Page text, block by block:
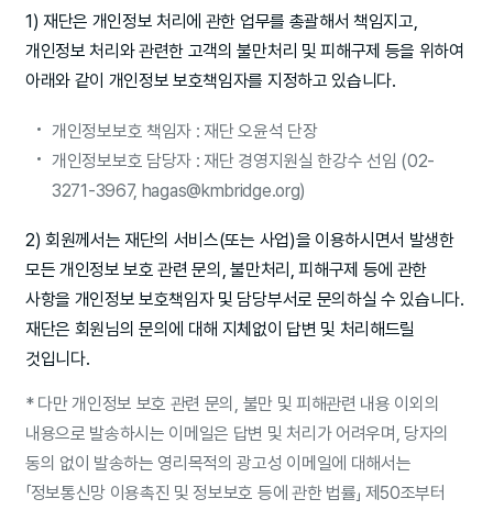
1) 재단은 개인정보 처리에 관한 업무를 총괄해서 책임지고,
개인정보 처리와 관련한 고객의 불만처리 및 피해구제 등을 위하여
아래와 같이 개인정보 보호책임자를 지정하고 있습니다.
개인정보보호 책임자 : 재단 오윤석 단장
개인정보보호 담당자 : 재단 경영지원실 한강수 선임 (02-
3271-3967, hagas@kmbridge.org)
2) 회원께서는 재단의 서비스(또는 사업)을 이용하시면서 발생한
모든 개인정보 보호 관련 문의, 불만처리, 피해구제 등에 관한
사항을 개인정보 보호책임자 및 담당부서로 문의하실 수 있습니다.
재단은 회원님의 문의에 대해 지체없이 답변 및 처리해드릴
것입니다.
* 다만 개인정보 보호 관련 문의, 불만 및 피해관련 내용 이외의
내용으로 발송하시는 이메일은 답변 및 처리가 어려우며, 당자의
동의 없이 발송하는 영리목적의 광고성 이메일에 대해서는
「정보통신망 이용촉진 및 정보보호 등에 관한 법률」 제50조부터